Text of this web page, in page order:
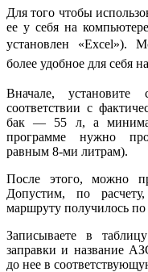
Для того чтобы
ее у себя на
установлен «Excel»).
более удобное для себя
Вначале,
соответствии с
бак — 55 л, а
программе нужно
равным 8-ми литрам).
После этого, можно
Допустим, по
маршруту получилось по
Записываете в
заправки и название
до нее в